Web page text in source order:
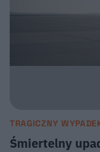
TRAGICZNY
Śmiertelny